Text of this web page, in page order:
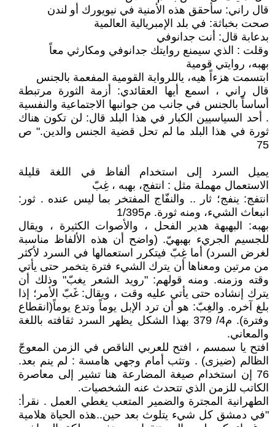
قال راني: سأحقق هذه الأمنية في نيويورك أو لندن
صحت بخباثة: في بلد الإمبريالية العالمية
بدعابة قال: أنت جدانوفي
وقلت : الذي سيمنع روايتك جدانوفي ومكارثي معاً
بهبه، روايتي قومية
ابتسمت هزءاً هيه، ياللرواية القومية المفعمة بالجنس
قال راني ، اسمع أيها العقائدي: أزمة الثورة مرتبطة
أساساً بالجنس في جانب من جوانبها الاجتماعية والنفسية
. أحد السياسيين الكبار في هذا البلد قال: لن تكون هناك
ثورة في هذا البلد ما لم تحل قضية الجنس والدين." ص
75
يميل السرد إلى استخدام ألفاظ في اللغة قليلة
الاستعمال مهملة مثل : انتفج، بهبه ، غِبّ
انتفج: ينفج؛ ثار .. والنفّاج المفتخر بما ليس عنده . ثور:
انبعاث الشيء، ومنه ثورة. م1/395
بهبه: البهبهة هدير الفحل ، والأصوات الكثيرة ، ويقال
للجسيم الجريء بهبهيّ. (واضح أن هذه الألفاظ مناسبة
لغرض السرد) أما غِبّ فيتكرر استعمالها في السرد لأكثر
من مرتين ومعناها أن يترك الشيء فترة يتخمر حتى يأتي
وقته وزمنه. ومنه قولهم: "رويد الشعر يغبّ" وذلك أن
يترك إنشاده حتى يأتي عليه وقت ، ويقال: غَبّ الأمر؛ إذا
بلغ آخره. والغِبّ: هو أن ترد الإبل يوماً وتدع يوماً(انقطاع
وفترة). م4/ 379 بهذا الشكل يظهر السرد ثقافته باللغة
والمعاني.
افتح يا سمسم ، افتح للعربي الناقص في الزمن المعوجّ
الظالم (ضيزى) . وتثب أمام وجهي هامسة : لم ينم بعد.
76 إن استخدام صيغة المضارعة هنا تشير إلى معاصرة
الكاتب للزمن الذي تتحدث عنه الشخصيات.
الطهرانية المجترة والضمير المتعب يغطي العمل . نقرأ:
"في دمشق كل شيء يتلوث بعد حين..هذه الحياة هلامية